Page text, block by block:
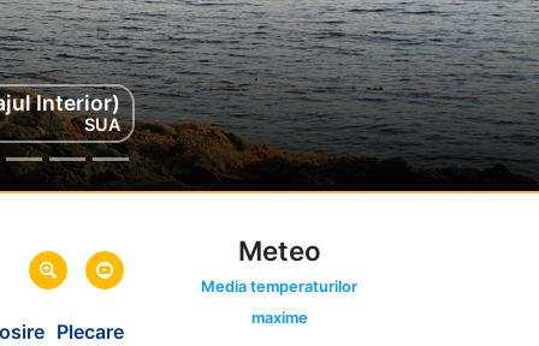
Interior)
SUA
SUA
Plecare
Meteo
Media temperaturilor
maxime